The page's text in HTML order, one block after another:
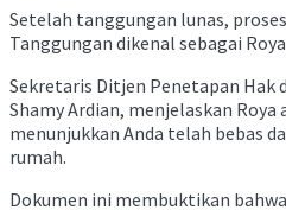
Setelah tanggungan lunas,
Tanggungan dikenal sebagai
Sekretaris Ditjen Penetapan Hak
Shamy Ardian, menjelaskan
menunjukkan Anda telah bebas
rumah.
Dokumen ini membuktikan